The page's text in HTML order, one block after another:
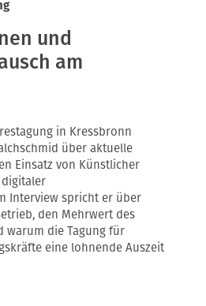
und
am
in Kressbronn
über aktuelle
Einsatz von Künstlicher
Interview spricht er über
den Mehrwert des
warum die Tagung für
eine lohnende Auszeit